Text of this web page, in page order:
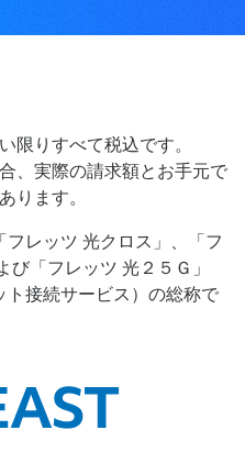
限りすべて税込です。
、実際の請求額とお手元で
ります。
フレッツ 光クロス」、「フ
び「フレッツ 光２５Ｇ」
ト接続サービス）の総称で